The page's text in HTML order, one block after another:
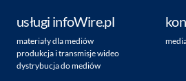
usługi infoWire.pl
materiały dla mediów
produkcja i transmisje wideo
dystrybucja do mediów